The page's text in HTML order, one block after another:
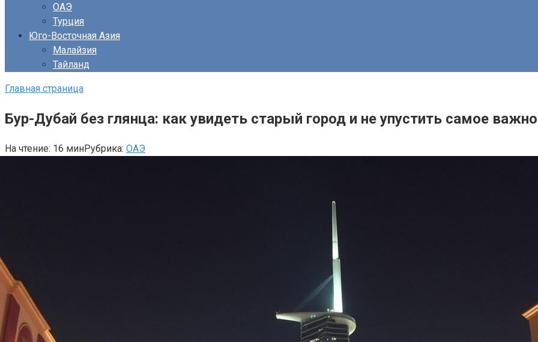
ОАЭ
Турция
Юго-Восточная Азия
Малайзия
Тайланд
Главная страница
Бур-Дубай без глянца: как увидеть старый город и не упустить самое
На чтение: 16 минРубрика: ОАЭ